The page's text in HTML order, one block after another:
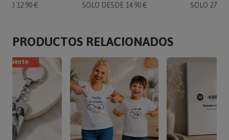
12.90 €
SOLO DESDE 14.90 €
SOLO 27.90
PRODUCTOS RELACIONADOS